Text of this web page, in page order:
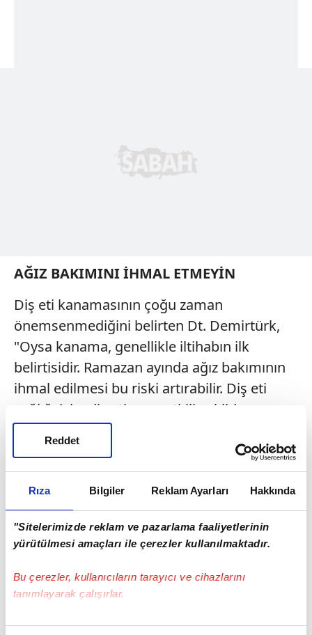
Rıza Bilgiler Reklam Ayarları Hakkında
"Sitelerimizde reklam ve pazarlama faaliyetlerinin
yürütülmesi amaçları ile çerezler kullanılmaktadır.
Bu çerezler, kullanıcıların tarayıcı ve cihazlarını
tanımlayarak çalışırlar.
Bu çerezlere izin vermeniz halinde sizlere özel
Reddet
AĞIZ BAKIMINI İHMAL ETMEYİN
Diş eti kanamasının çoğu zaman
önemsenmediğini belirten Dt. Demirtürk,
"Oysa kanama, genellikle iltihabın ilk
belirtisidir. Ramazan ayında ağız bakımının
ihmal edilmesi bu riski artırabilir. Diş eti
sağlığı için; diş eti sınırı etkili şekilde
temizlenmeli. Günlük arayüz temizliği
yapılmalı. Kanama varsa mutlaka bir
uzmana başvurulmalıdır" dedi.